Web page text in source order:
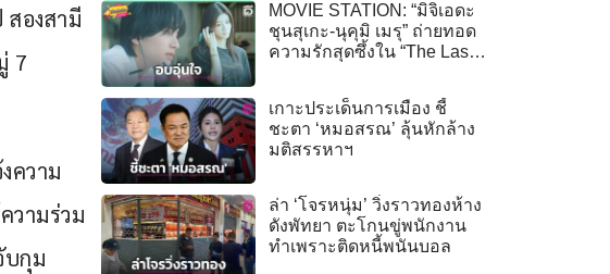
องสามี
7
ความ
วามร่วม
บกุม
MOVIE STATION: “มิจิเอดะ
ชุนสุเกะ-นุคุมิ เมรุ” ถ่ายทอด
ความรักสุดซึ้งใน “The Last
เกาะประเด็นการเมือง ชี้
ชะตา ‘หมอสรณ’ ลุ้นหักล้าง
มติสรรหาฯ
ล่า ‘โจรหนุ่ม’ วิ่งราวทองห้าง
ดังพัทยา ตะโกนขู่พนักงาน
ทำเพราะติดหนี้พนันบอล